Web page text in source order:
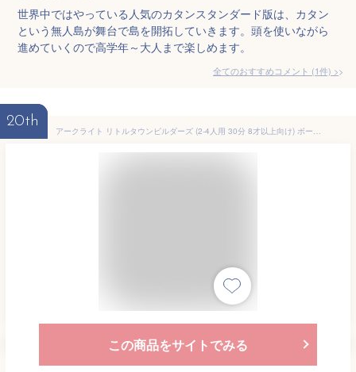
世界中ではやっている人気のカタンスタンダード版は、カタン
という無人島が舞台で島を開拓していきます。頭を使いながら
進めていくので高学年～大人まで楽しめます。
全てのおすすめコメント (1件) >
20th
アークライト リトルタウンビルダーズ (2-4人用 30分 8才以上向け) ボードゲーム
この商品をサイトでみる